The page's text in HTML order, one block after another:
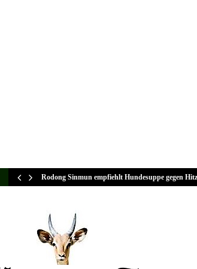
Rodong Sinmun empfiehlt Hundesuppe gegen